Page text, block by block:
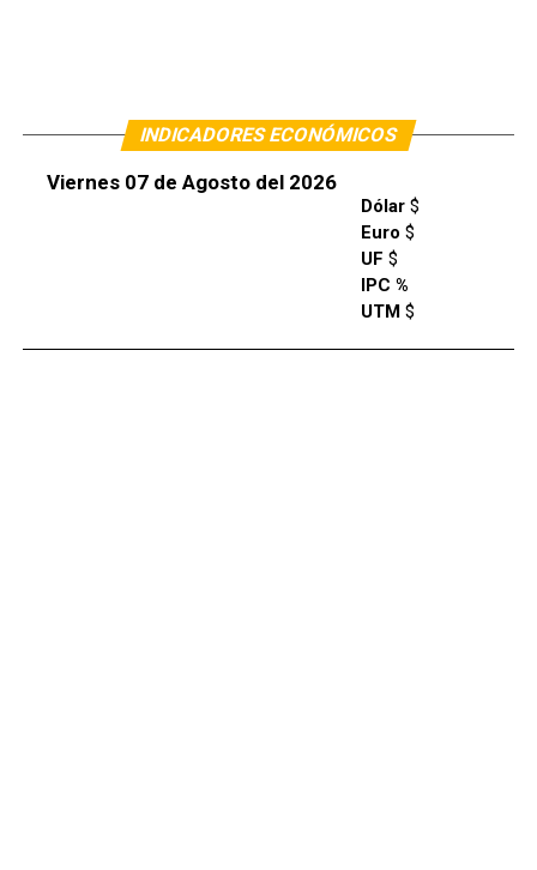
INDICADORES ECONÓMICOS
Viernes 07 de Agosto del 2026
Dólar$
Euro $
UF $
IPC %
UTM $